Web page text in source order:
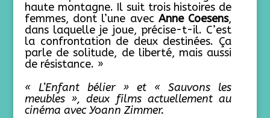
haute montagne. Il suit trois histoires de
femmes, dont l’une avec Anne Coesens,
dans laquelle je joue, précise-t-il. C’est
la confrontation de deux destinées. Ça
parle de solitude, de liberté, mais aussi
de résistance. »
« L’Enfant bélier » et « Sauvons les
meubles », deux films actuellement au
cinéma avec Yoann Zimmer.